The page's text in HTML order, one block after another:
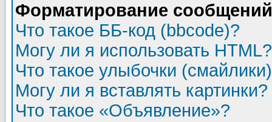
Форматирование
Что такое ББ-код (bbcode)?
Могу ли я использовать HTML?
Что такое улыбочки
Могу ли я вставлять картинки?
Что такое «Объявление»?